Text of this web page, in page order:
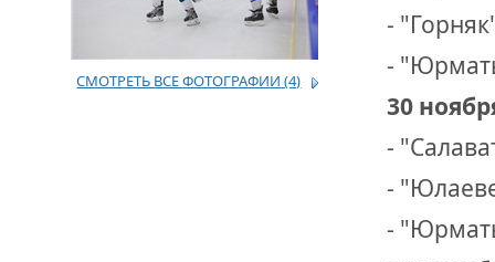
ВНОВЬ О
ДВА
ДО
ЛЮБОЙ
«ВЕТЕРАН
СМОТРЕТЬ ВСЕ ФОТОГРАФИИ (4)
-
-
30
-
-
-